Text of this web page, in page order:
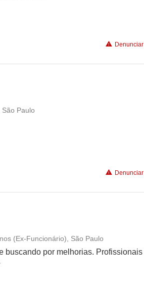
Denunciar
Paulo
Denunciar
com a vida familiar
(Ex-Funcionário), São Paulo
buscando por melhorias. Profissionais